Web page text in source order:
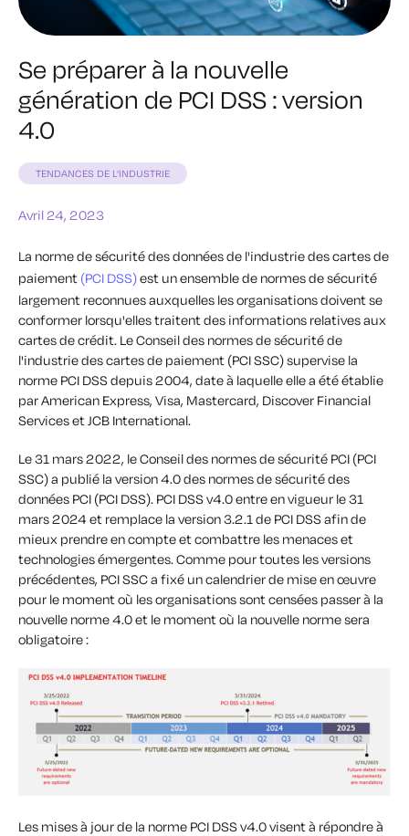
Se préparer à la nouvelle
génération de PCI DSS : version
4.0
TENDANCES DE L'INDUSTRIE
Avril 24, 2023
La norme de sécurité des données de l'industrie des cartes de
paiement (PCI DSS)est un ensemble de normes de sécurité
largement reconnues auxquelles les organisations doivent se
conformer lorsqu'elles traitent des informations relatives aux
cartes de crédit. Le Conseil des normes de sécurité de
l'industrie des cartes de paiement (PCI SSC) supervise la
norme PCI DSS depuis 2004, date à laquelle elle a été établie
par American Express, Visa, Mastercard, Discover Financial
Services et JCB International.
Le 31 mars 2022, le Conseil des normes de sécurité PCI (PCI
SSC) a publié la version 4.0 des normes de sécurité des
données PCI (PCI DSS). PCI DSS v4.0 entre en vigueur le 31
mars 2024 et remplace la version 3.2.1 de PCI DSS afin de
mieux prendre en compte et combattre les menaces et
technologies émergentes. Comme pour toutes les versions
précédentes, PCI SSC a fixé un calendrier de mise en œuvre
pour le moment où les organisations sont censées passer à la
nouvelle norme 4.0 et le moment où la nouvelle norme sera
obligatoire :
Les mises à jour de la norme PCI DSS v4.0 visent à répondre à